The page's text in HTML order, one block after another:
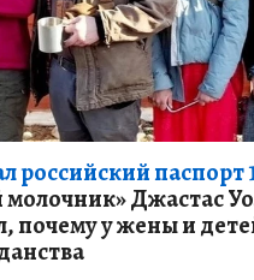
российский паспорт
молочник» Джастас
почему у жены и